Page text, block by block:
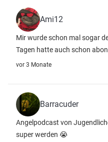
Ami12
Mir wurde schon mal sogar
Tagen hatte auch schon
vor 3 Monate
Barracuder
Angelpodcast von
super werden 😭